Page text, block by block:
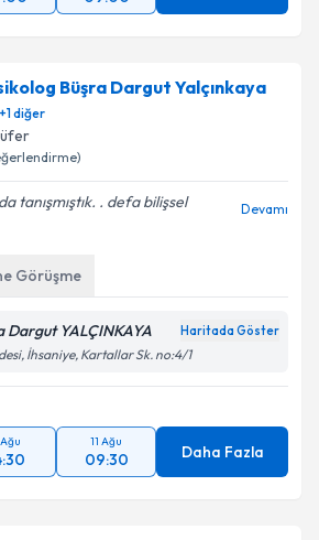
Büşra Dargut Yalçınkaya
+1diğer
tanışmıştık. . defa bilişsel
Devamı
Görüşme
Dargut YALÇINKAYA Haritada Göster
İhsaniye, Kartallar Sk. no:4/1
11 Ağu
09:30 Daha Fazla